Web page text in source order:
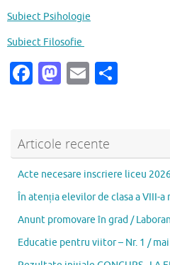
Subiect Psihologie
Subiect Filosofie Barem
Fa
b
o
o
k
M
d
o
n
E
l
az
ă
Articole recente
Acte necesare inscriere liceu
În atenția elevilor de clasa a VIII-
Anunt promovare în grad /
Educatie pentru viitor – Nr. 1 /